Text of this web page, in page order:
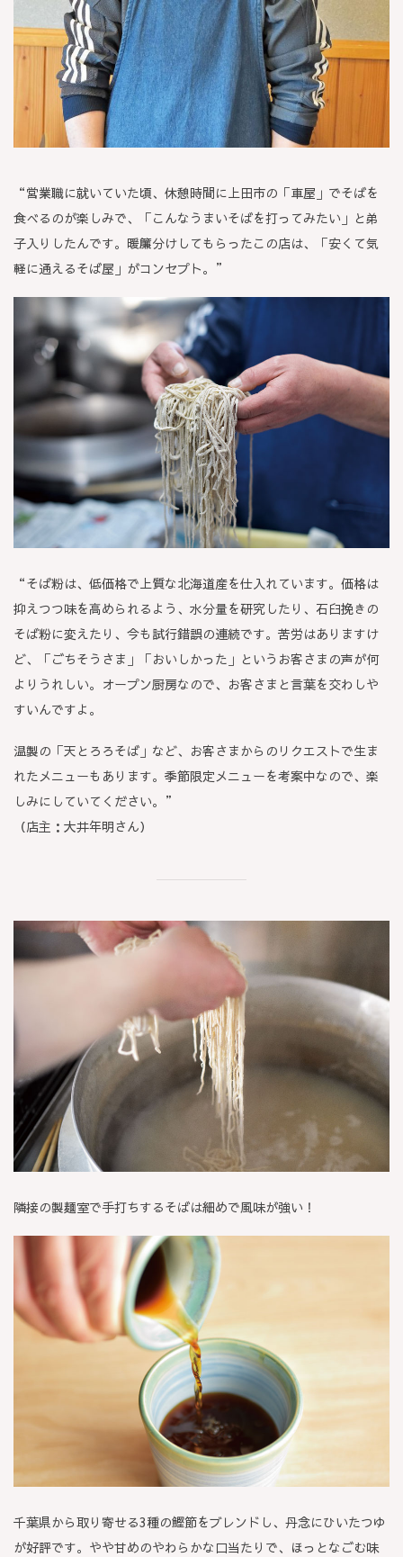
“営業職に就いていた頃、休憩時間に上田市の「車屋」でそばを
食べるのが楽しみで、「こんなうまいそばを打ってみたい」と弟
子入りしたんです。暖簾分けしてもらったこの店は、「安くて気
軽に通えるそば屋」がコンセプト。”
“そば粉は、低価格で上質な北海道産を仕入れています。価格は
抑えつつ味を高められるよう、水分量を研究したり、石臼挽きの
そば粉に変えたり、今も試行錯誤の連続です。苦労はありますけ
ど、「ごちそうさま」「おいしかった」というお客さまの声が何
よりうれしい。オープン厨房なので、お客さまと言葉を交わしや
すいんですよ。
温製の「天とろろそば」など、お客さまからのリクエストで生ま
れたメニューもあります。季節限定メニューを考案中なので、楽
しみにしていてください。”
（店主：大井年明さん）
隣接の製麺室で手打ちするそばは細めで風味が強い！
千葉県から取り寄せる3種の鰹節をブレンドし、丹念にひいたつゆ
が好評です。やや甘めのやわらかな口当たりで、ほっとなごむ味